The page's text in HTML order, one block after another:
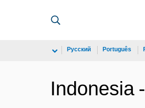
Português
Русский
Indonesia